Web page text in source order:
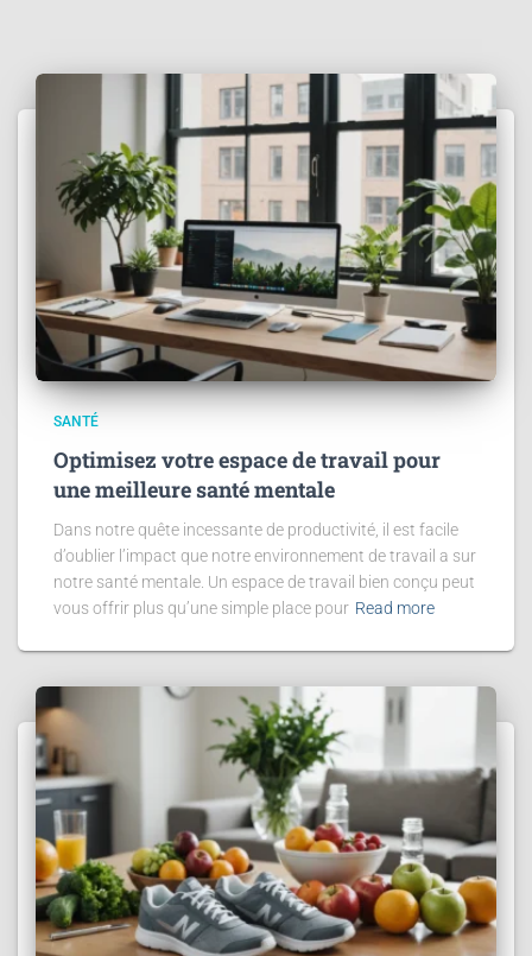
SANTÉ
Optimisez votre espace de travail pour
une meilleure santé mentale
Dans notre quête incessante de productivité, il est facile
d’oublier l’impact que notre environnement de travail a sur
notre santé mentale. Un espace de travail bien conçu peut
vous offrir plus qu’une simple place pour Read more